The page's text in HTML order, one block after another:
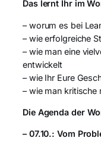
Das lernt Ihr im
– worum es bei
– wie erfolgreiche
– wie man eine
entwickelt
– wie Ihr Eure
– wie man kritische
Die Agenda der
– 07.10.: Vom